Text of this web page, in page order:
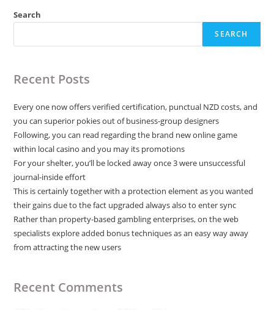
Search
SEARCH
Recent Posts
Every one now offers verified certification, punctual NZD costs, and
you can superior pokies out of business-group designers
Following, you can read regarding the brand new online game
within local casino and you may its promotions
For your shelter, you’ll be locked away once 3 were unsuccessful
journal-inside effort
This is certainly together with a protection element as you wanted
their gains due to the fact upgraded always also to enter sync
Rather than property-based gambling enterprises, on the web
specialists explore added bonus techniques as an easy way away
from attracting the new users
Recent Comments